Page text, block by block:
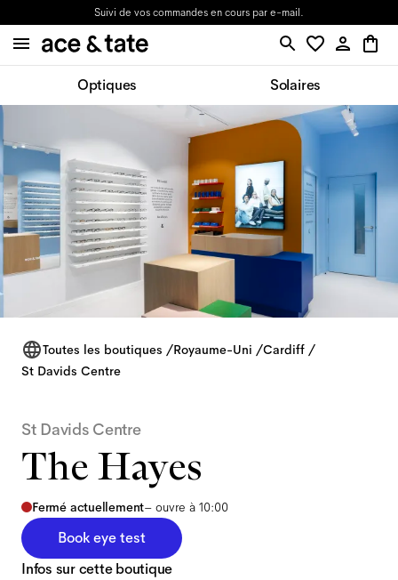
Suivi de vos commandes en cours par e-mail.
Optiques Solaires
Toutes les boutiques /Royaume-Uni /Cardiff /
St Davids Centre
St Davids Centre
The Hayes
Fermé actuellement– ouvre à 10:00
Book eye test
Infos sur cette boutique